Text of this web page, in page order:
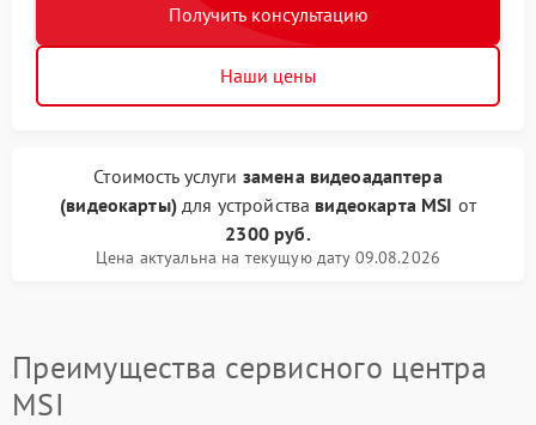
Получить консультацию
Наши цены
Стоимость услуги замена видеоадаптера
(видеокарты)для устройства видеокарта MSI от
2300 руб.
Цена актуальна на текущую дату 09.08.2026
Преимущества сервисного центра
MSI